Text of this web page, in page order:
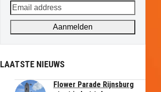
Email
address
Aanmelden
LAATSTE NIEUWS
Flower Parade Rijnsburg